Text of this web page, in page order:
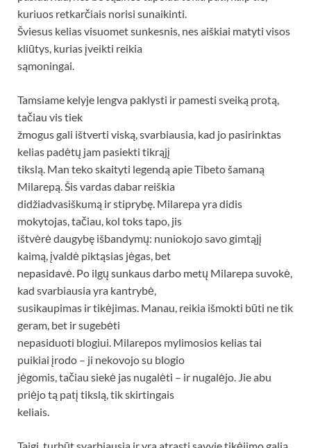
kuriuos retkarčiais norisi sunaikinti.
Šviesus kelias visuomet sunkesnis, nes aiškiai matyti visos
kliūtys, kurias įveikti reikia
sąmoningai.
Tamsiame kelyje lengva paklysti ir pamesti sveiką protą,
tačiau vis tiek
žmogus gali ištverti viską, svarbiausia, kad jo pasirinktas
kelias padėtų jam pasiekti tikrąjį
tikslą. Man teko skaityti legendą apie Tibeto šamaną
Milarepą. Šis vardas dabar reiškia
didžiadvasiškumą ir stiprybę. Milarepa yra didis
mokytojas, tačiau, kol toks tapo, jis
ištvėrė daugybę išbandymų: nuniokojo savo gimtąjį
kaimą, įvaldė piktąsias jėgas, bet
nepasidavė. Po ilgų sunkaus darbo metų Milarepa suvokė,
kad svarbiausia yra kantrybė,
susikaupimas ir tikėjimas. Manau, reikia išmokti būti ne tik
geram, bet ir sugebėti
nepasiduoti blogiui. Milarepos mylimosios kelias tai
puikiai įrodo – ji nekovojo su blogio
jėgomis, tačiau siekė jas nugalėti – ir nugalėjo. Jie abu
priėjo tą patį tikslą, tik skirtingais
keliais.